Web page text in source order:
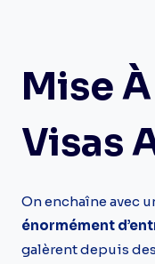
Mise
Visas
On enchaîne avec
énormément
galèrent depuis